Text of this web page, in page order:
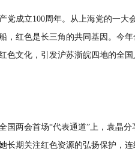
成立100周年。从上海党的一大
，红色是长三角的共同基因。今
色文化，引发沪苏浙皖四地的全
两会首场“代表通道”上，袁晶分
长期关注红色资源的弘扬保护，